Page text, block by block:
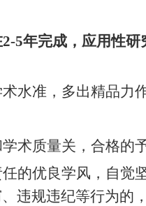
2-5年完成，应用性研
水准，多出精品力作
术质量关，合格的
的优良学风，自觉
违规违纪等行为的